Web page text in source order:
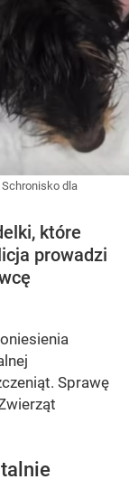
Schronisko dla
które
prowadzi
Sprawę